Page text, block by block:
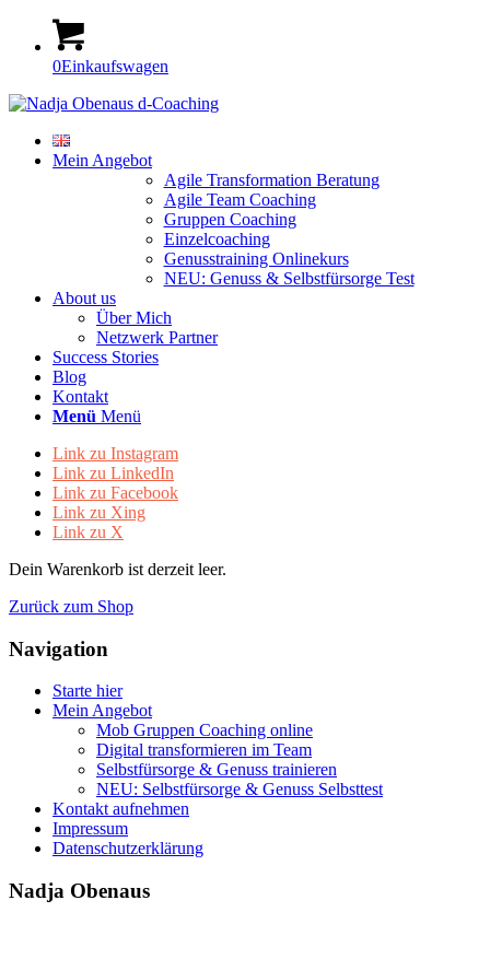
0Einkaufswagen
Mein Angebot
Agile Transformation Beratung
Agile Team Coaching
Gruppen Coaching
Einzelcoaching
Genusstraining Onlinekurs
NEU: Genuss & Selbstfürsorge Test
About us
Über Mich
Netzwerk Partner
Success Stories
Blog
Kontakt
Menü Menü
Link zu Instagram
Link zu LinkedIn
Link zu Facebook
Link zu Xing
Link zu X
Dein Warenkorb ist derzeit leer.
Zurück zum Shop
Navigation
Starte hier
Mein Angebot
Mob Gruppen Coaching online
Digital transformieren im Team
Selbstfürsorge & Genuss trainieren
NEU: Selbstfürsorge & Genuss Selbsttest
Kontakt aufnehmen
Impressum
Datenschutzerklärung
Nadja Obenaus